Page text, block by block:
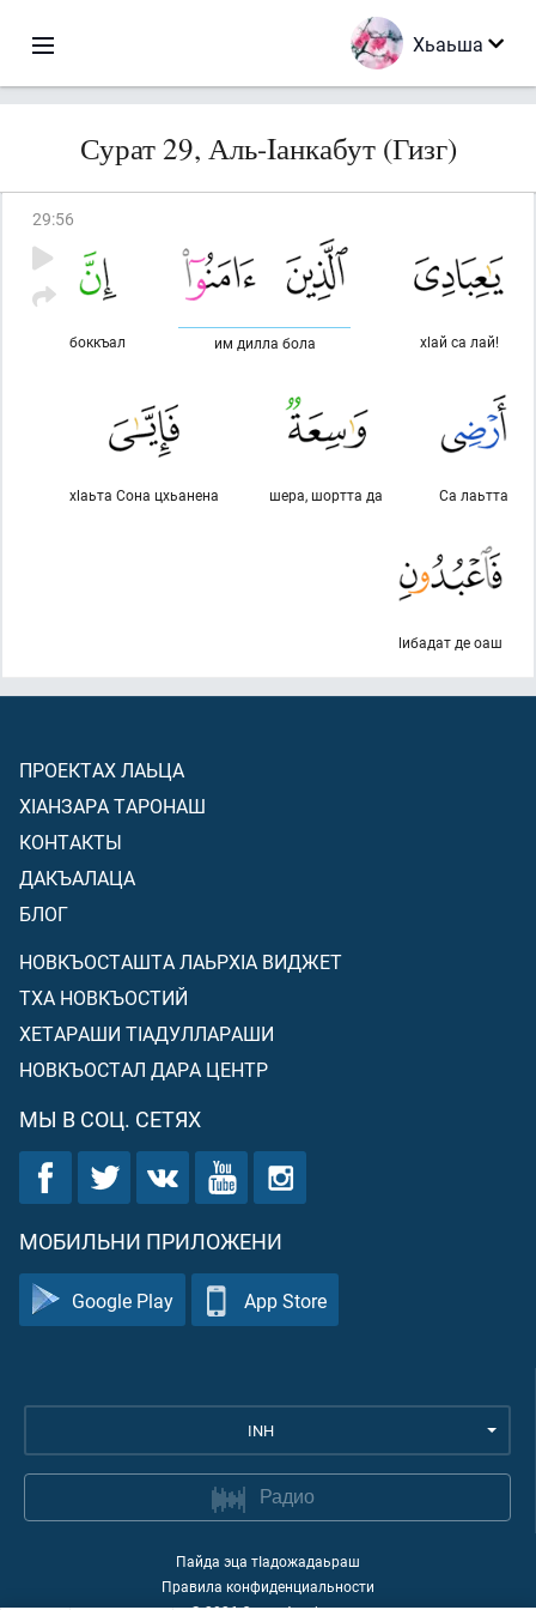
Хьаьша
Сурат 29, Аль-Iанкабут (Гизг)
29:56
хlай са лай!
им дилла бола
боккъал
Са лаьтта
шера, шортта да
хlаьта Сона цхьанена
lибадат де оаш
ПРОЕКТАХ ЛАЬЦА
ХIАНЗАРА ТАРОНАШ
КОНТАКТЫ
ДАКЪАЛАЦА
БЛОГ
НОВКЪОСТАШТА ЛАЬРХIА ВИДЖЕТ
ТХА НОВКЪОСТИЙ
ХЕТАРАШИ ТIАДУЛЛАРАШИ
НОВКЪОСТАЛ ДАРА ЦЕНТР
МЫ В СОЦ. СЕТЯХ
МОБИЛЬНИ ПРИЛОЖЕНИ
Google Play App Store
INH
Радио
Пайда эца тIадожадаьраш
Правила конфиденциальности